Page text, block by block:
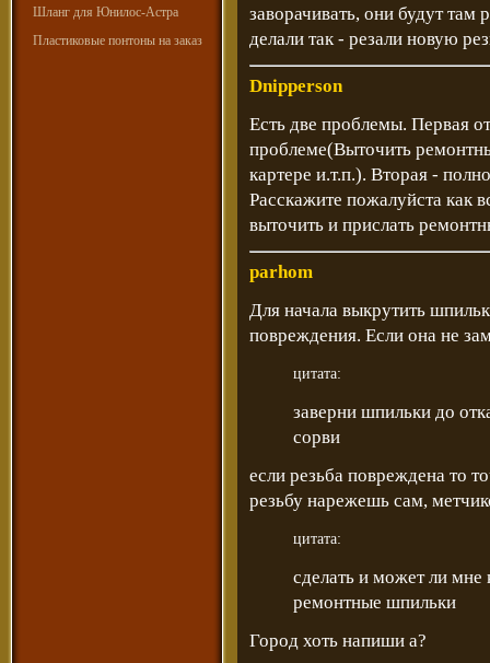
Шланг для Юнилос-Астра
Пластиковые понтоны на заказ
заворачивать, они будут там
делали так - резали новую
Dnipperson
Есть две проблемы. Первая
проблеме(Выточить
картере и.т.п.). Вторая -
Расскажите пожалуйста как
выточить и прислать
parhom
Для начала выкрутить
повреждения. Если она не
цитата:
заверни шпильки до
сорви
если резьба повреждена то
резьбу нарежешь сам,
цитата:
сделать и может ли мне
ремонтные шпильки
Город хоть напиши а?